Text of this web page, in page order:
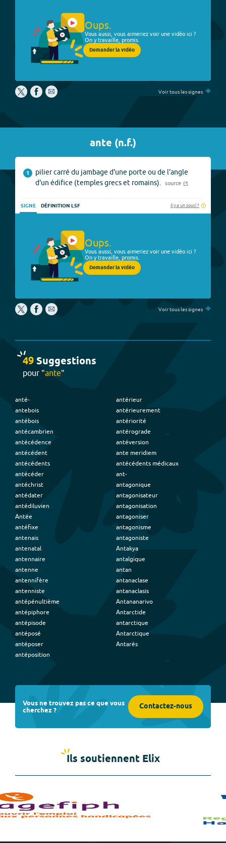
Oups.
Vous aussi, vous aimeriez voir une vidéo ici ?
On y travaille, promis.
Demander la vidéo
Voir tous les signes +
ante (n.f.)
1
pilier carré du jambage d'une porte ou de l'angle
d'un édifice (temples grecs et romains).
source
SIGNE DÉFINITION LSF Il y a un souci ?
Oups.
Vous aussi, vous aimeriez voir une vidéo ici ?
On y travaille, promis.
Demander la vidéo
Voir tous les signes +
49Suggestions
pour "ante"
anté-
antebois
antébois
antécambrien
antécédence
antécédent
antécédents
antécéder
antéchrist
antédater
antédiluvien
Antée
antéfixe
antenais
antenatal
antennaire
antenne
antennifère
antenniste
antépénultième
antépiphore
antépisode
antéposé
antéposer
antéposition
antérieur
antérieurement
antériorité
antérograde
antéversion
ante meridiem
antécédents médicaux
ant-
antagonique
antagonisateur
antagonisation
antagoniser
antagonisme
antagoniste
Antakya
antalgique
antan
antanaclase
antanaclasis
Antananarivo
Antarctide
antarctique
Antarctique
Antarès
Vous ne trouvez pas ce que vous
cherchez ? Contactez-nous
Ils soutiennent Elix